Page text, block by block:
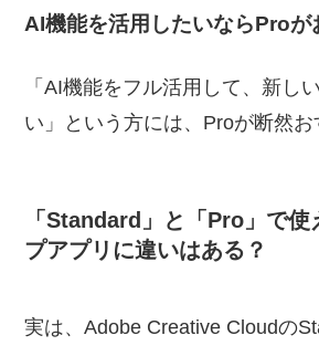
AI機能を活用したいならProが
「AI機能をフル活用して、新し
い」という方には、Proが断然お
「Standard」と「Pro」で使
プアプリに違いはある？
実は、Adobe Creative Cloudの